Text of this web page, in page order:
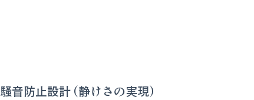
騒音防止設計 (静けさの実現)